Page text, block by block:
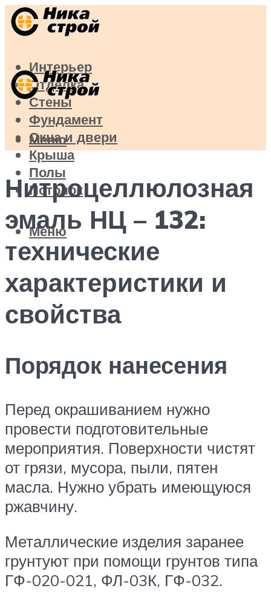
Интерьер
Отделка
Стены
Фундамент
Окна и двери
Крыша
Полы
Потолок
Меню
Меню
Нитроцеллюлозная
эмаль НЦ – 132:
технические
характеристики и
свойства
Порядок нанесения
Перед окрашиванием нужно
провести подготовительные
мероприятия. Поверхности чистят
от грязи, мусора, пыли, пятен
масла. Нужно убрать имеющуюся
ржавчину.
Металлические изделия заранее
грунтуют при помощи грунтов типа
ГФ-020-021, ФЛ-03К, ГФ-032.